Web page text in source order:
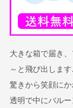
大きな箱で届き
～と飛び出します
驚きから笑顔に
透明で中にバル